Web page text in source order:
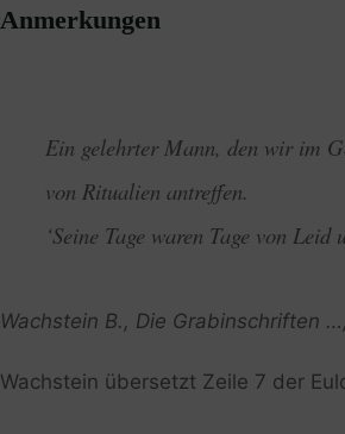
Anmerkungen
Ein gelehrter Mann, den wir im
von Ritualien antreffen.
‘Seine Tage waren Tage von Leid
Wachstein B., Die Grabinschriften
Wachstein übersetzt Zeile 7 der